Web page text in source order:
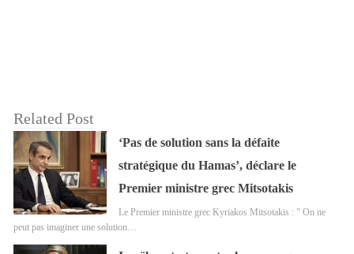
Related Post
‘Pas de solution sans la défaite
stratégique du Hamas’, déclare le
Premier ministre grec Mitsotakis
Le Premier ministre grec Kyriakos Mitsotakis : " On ne
peut pas imaginer une solution…